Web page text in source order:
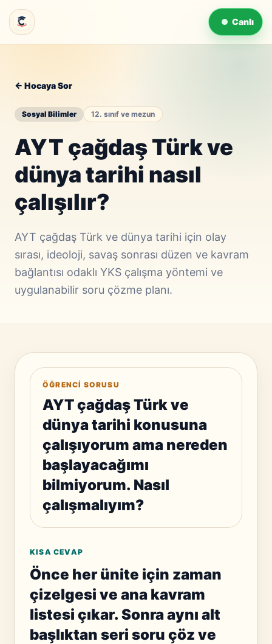
Canlı
← Hocaya Sor
Sosyal Bilimler 12. sınıf ve mezun
AYT çağdaş Türk ve
dünya tarihi nasıl
çalışılır?
AYT çağdaş Türk ve dünya tarihi için olay
sırası, ideoloji, savaş sonrası düzen ve kavram
bağlantısı odaklı YKS çalışma yöntemi ve
uygulanabilir soru çözme planı.
ÖĞRENCI SORUSU
AYT çağdaş Türk ve
dünya tarihi konusuna
çalışıyorum ama nereden
başlayacağımı
bilmiyorum. Nasıl
çalışmalıyım?
KISA CEVAP
Önce her ünite için zaman
çizelgesi ve ana kavram
listesi çıkar. Sonra aynı alt
başlıktan seri soru çöz ve